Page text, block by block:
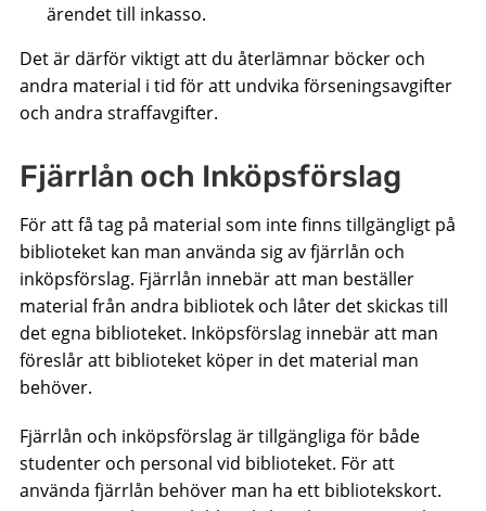
ärendet till inkasso.
Det är därför viktigt att du återlämnar böcker och
andra material i tid för att undvika förseningsavgifter
och andra straffavgifter.
Fjärrlån och Inköpsförslag
För att få tag på material som inte finns tillgängligt på
biblioteket kan man använda sig av fjärrlån och
inköpsförslag. Fjärrlån innebär att man beställer
material från andra bibliotek och låter det skickas till
det egna biblioteket. Inköpsförslag innebär att man
föreslår att biblioteket köper in det material man
behöver.
Fjärrlån och inköpsförslag är tillgängliga för både
studenter och personal vid biblioteket. För att
använda fjärrlån behöver man ha ett bibliotekskort.